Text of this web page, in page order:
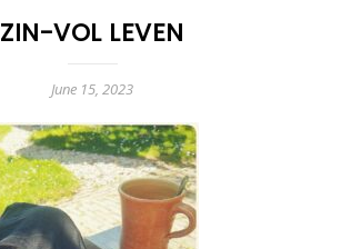
ZIN-VOL LEVEN
June 15, 2023